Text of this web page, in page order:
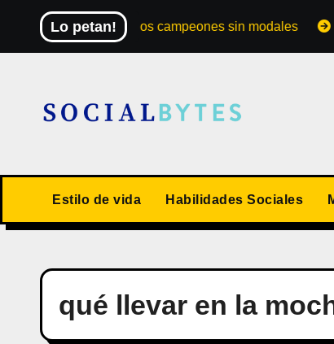
contenido
Lo petan!
El Mundial de los campeones sin modales Los
Estilo de vida Habilidades Sociales
qué llevar en la